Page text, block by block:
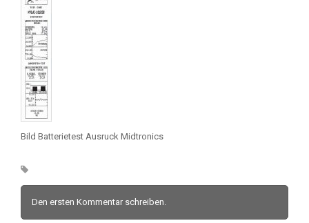
Bild Batterietest Ausruck Midtronics
Den ersten Kommentar schreiben.